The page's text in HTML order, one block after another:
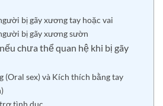
bị gãy xương tay hoặc vai
bị gãy xương sườn
chưa thể quan hệ khi bị gãy
(Oral sex) và Kích thích bằng tay
tình dục